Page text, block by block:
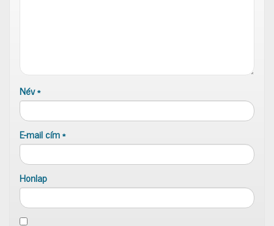
Név*
E-mail cím*
Honlap